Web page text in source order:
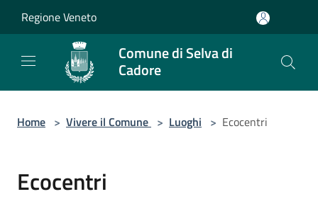
Regione Veneto
Comune di Selva di
Cadore
Home > Vivere il Comune > Luoghi > Ecocentri
Ecocentri